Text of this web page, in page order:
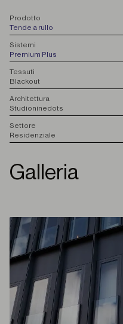
Prodotto
Tende a rullo
Sistemi
Premium Plus
Tessuti
Blackout
Architettura
Studioninedots
Settore
Residenziale
Galleria